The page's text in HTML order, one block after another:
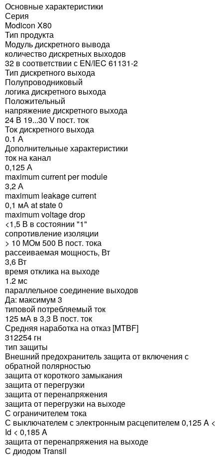
Основные характеристики
Серия
Modicon X80
Тип продукта
Модуль дискретного вывода
количество дискретных выходов
32 в соответствии с EN/IEC 61131-2
Тип дискретного выхода
Полупроводниковый
логика дискретного выхода
Положительный
напряжение дискретного выхода
24 В 19...30 V пост. ток
Ток дискретного выхода
0.1 А
Дополнительные характеристики
ток на канал
0,125 А
maximum current per module
3,2 А
maximum leakage current
0,1 мА at state 0
maximum voltage drop
<1,5 В в состоянии "1"
сопротивление изоляции
> 10 МОм 500 В пост. тока
рассеиваемая мощность, Вт
3,6 Вт
время отклика на выходе
1.2 мс
параллельное соединение выходов
Да: максимум 3
типовой потребляемый ток
125 мА в 3,3 В пост. ток
Средняя наработка на отказ [MTBF]
312254 гн
тип защиты
Внешний предохранитель защита от включения с
обратной полярностью
защита от короткого замыкания
защита от перегрузки
защита от перенапряжения
защита от перегрузки на выходе
С ограничителем тока
С выключателем с электронным расцепителем 0,125 A <
Id < 0,185 A
защита от перенапряжения на выходе
С диодом Transil